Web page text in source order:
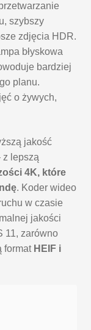
szybszy
zdjęcia HDR.
błyskowa
bardziej
planu.
o żywych,
jakość
z lepszą
4K, które
. Koder wideo
w czasie
jakości
11, zarówno
format HEIF i